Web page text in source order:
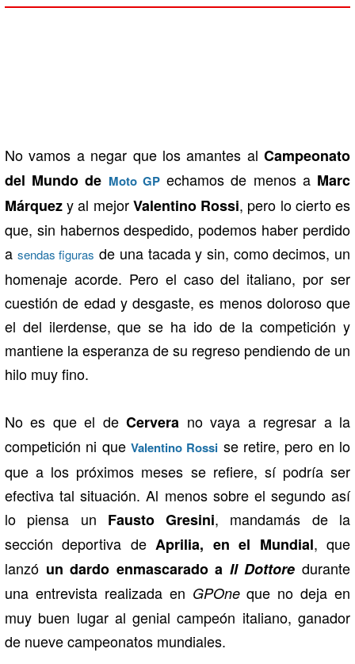
No vamos a negar que los amantes al Campeonato
del Mundo de Moto GPechamos de menos a Marc
Márquezy al mejorValentino Rossi, pero lo cierto es
que, sin habernos despedido, podemos haber perdido
a sendas figuras de una tacada y sin, como decimos, un
homenaje acorde. Pero el caso del italiano, por ser
cuestión de edad y desgaste, es menos doloroso que
el del ilerdense, que se ha ido de la competición y
mantiene la esperanza de su regreso pendiendo de un
hilo muy fino.
No es que el deCervera no vaya a regresar a la
competición ni que Valentino Rossi se retire, pero en lo
que a los próximos meses se refiere, sí podría ser
efectiva tal situación. Al menos sobre el segundo así
lo piensa un Fausto Gresini, mandamás de la
sección deportiva de Aprilia, en el Mundial, que
lanzó un dardo enmascarado a Il Dottore durante
una entrevista realizada en GPOneque no deja en
muy buen lugar al genial campeón italiano, ganador
de nueve campeonatos mundiales.